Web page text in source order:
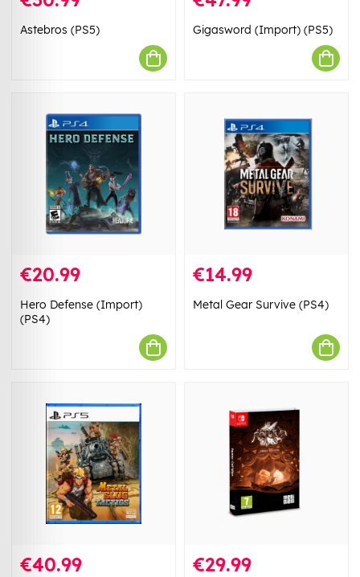
Astebros (PS5) Gigasword (Import) (PS5)
€20.99
Hero Defense (Import)
(PS4)
€14.99
Metal Gear Survive (PS4)
€40.99 €29.99